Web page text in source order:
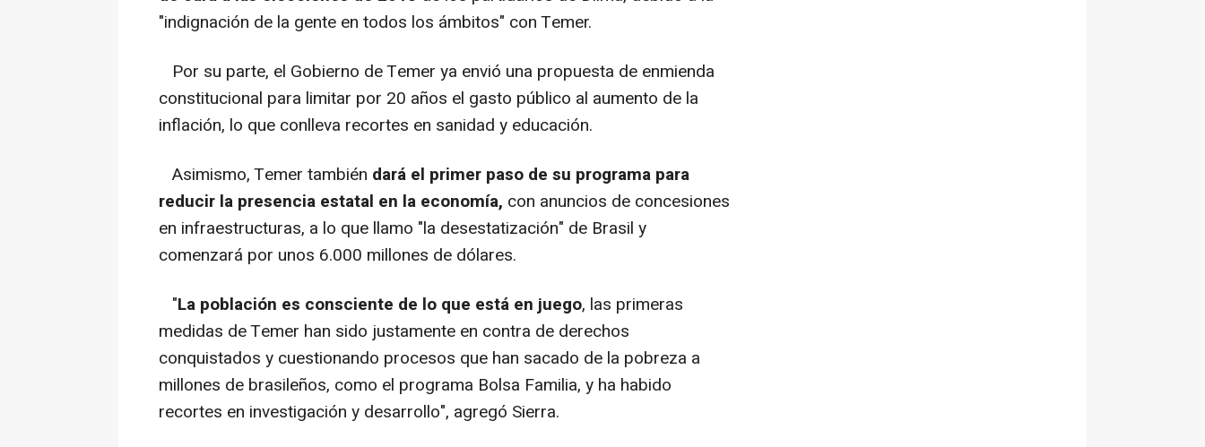
"indignación de la gente en todos los ámbitos" con Temer.
Por su parte, el Gobierno de Temer ya envió una propuesta de enmienda
constitucional para limitar por 20 años el gasto público al aumento de la
inflación, lo que conlleva recortes en sanidad y educación.
Asimismo, Temer también dará el primer paso de su programa para
reducir la presencia estatal en la economía, con anuncios de concesiones
en infraestructuras, a lo que llamo "la desestatización" de Brasil y
comenzará por unos 6.000 millones de dólares.
"La población es consciente de lo que está en juego, las primeras
medidas de Temer han sido justamente en contra de derechos
conquistados y cuestionando procesos que han sacado de la pobreza a
millones de brasileños, como el programa Bolsa Familia, y ha habido
recortes en investigación y desarrollo", agregó Sierra.